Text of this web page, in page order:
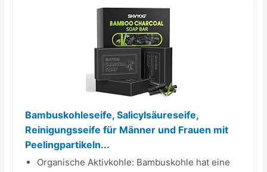
Bambuskohleseife, Salicylsäureseife,
Reinigungsseife für Männer und Frauen mit
Peelingpartikeln...
Organische Aktivkohle: Bambuskohle hat eine